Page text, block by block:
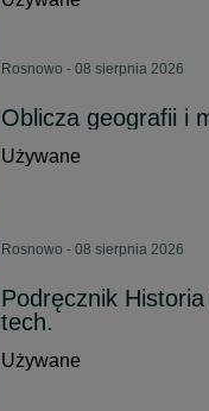
Rosnowo - 08 sierpnia 2026
Oblicza geografii i
Używane
Rosnowo - 08 sierpnia 2026
Podręcznik
tech.
Używane